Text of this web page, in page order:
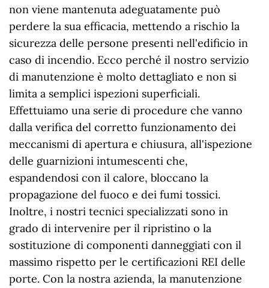
non viene mantenuta adeguatamente può
perdere la sua efficacia, mettendo a rischio la
sicurezza delle persone presenti nell'edificio in
caso di incendio. Ecco perché il nostro servizio
di manutenzione è molto dettagliato e non si
limita a semplici ispezioni superficiali.
Effettuiamo una serie di procedure che vanno
dalla verifica del corretto funzionamento dei
meccanismi di apertura e chiusura, all'ispezione
delle guarnizioni intumescenti che,
espandendosi con il calore, bloccano la
propagazione del fuoco e dei fumi tossici.
Inoltre, i nostri tecnici specializzati sono in
grado di intervenire per il ripristino o la
sostituzione di componenti danneggiati con il
massimo rispetto per le certificazioni REI delle
porte. Con la nostra azienda, la manutenzione